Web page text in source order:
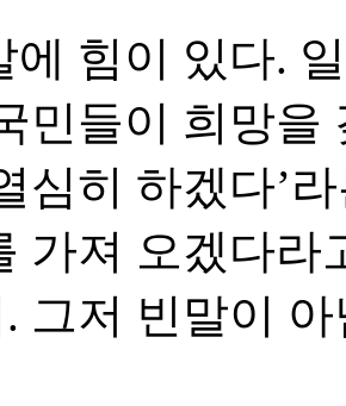
에 힘이 있다.
민들이 희망을
심히 하겠다’
가져 오겠다라
그저 빈말이